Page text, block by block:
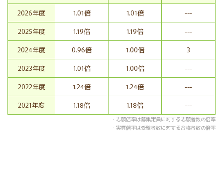
2026年度
1.01倍 1.01倍
---
2025年度
1.19倍 1.19倍
---
2024年度
0.96倍 1.00倍
3
2023年度
1.01倍 1.00倍
---
2022年度
1.24倍 1.24倍
---
2021年度
1.18倍 1.18倍 ---
・志願倍率は募集定員に対する志願者数の倍率
・実質倍率は受験者数に対する合格者数の倍率